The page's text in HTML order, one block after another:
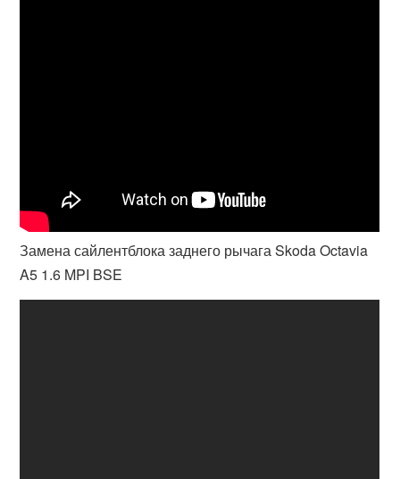
Замена сайлентблока заднего рычага Skoda Octavia
A5 1.6 MPI BSE